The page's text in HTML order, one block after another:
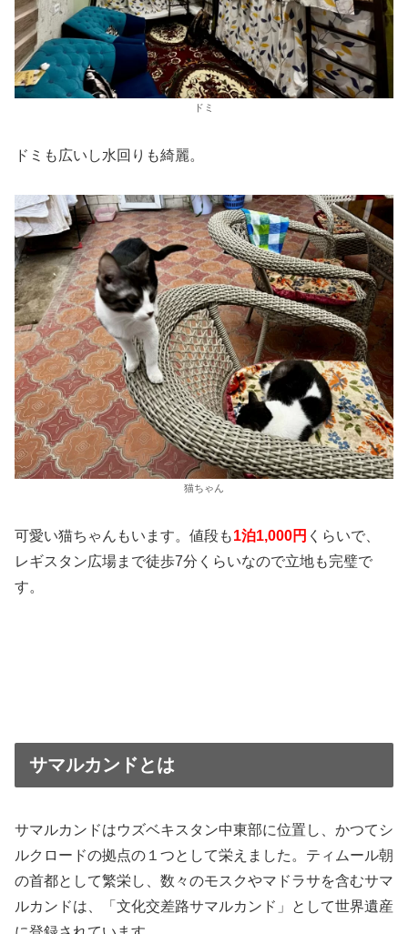
ドミ
ドミも広いし水回りも綺麗。
猫ちゃん
可愛い猫ちゃんもいます。値段も1泊1,000円 くらいで、
レギスタン広場まで徒歩7分くらいなので立地も完璧で
す。
サマルカンドとは
サマルカンドはウズベキスタン中東部に位置し、かつてシ
ルクロードの拠点の１つとして栄えました。ティムール朝
の首都として繁栄し、数々のモスクやマドラサを含むサマ
ルカンドは、「文化交差路サマルカンド」として世界遺産